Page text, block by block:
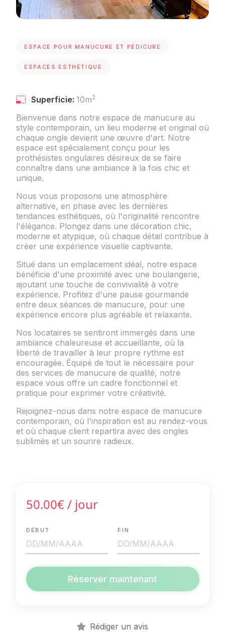
ESPACE POUR MANUCURE ET PÉDICURE
ESPACES ESTHÉTIQUE
Superficie: 10m2
Bienvenue dans notre espace de manucure au
style contemporain, un lieu moderne et original où
chaque ongle devient une œuvre d'art. Notre
espace est spécialement conçu pour les
prothésistes ongulaires désireux de se faire
connaître dans une ambiance à la fois chic et
unique.
Nous vous proposons une atmosphère
alternative, en phase avec les dernières
tendances esthétiques, où l'originalité rencontre
l'élégance. Plongez dans une décoration chic,
moderne et atypique, où chaque détail contribue à
créer une expérience visuelle captivante.
Situé dans un emplacement idéal, notre espace
bénéficie d'une proximité avec une boulangerie,
ajoutant une touche de convivialité à votre
expérience. Profitez d'une pause gourmande
entre deux séances de manucure, pour une
expérience encore plus agréable et relaxante.
Nos locataires se sentiront immergés dans une
ambiance chaleureuse et accueillante, où la
liberté de travailler à leur propre rythme est
encouragée. Équipé de tout le nécessaire pour
des services de manucure de qualité, notre
espace vous offre un cadre fonctionnel et
pratique pour exprimer votre créativité.
Rejoignez-nous dans notre espace de manucure
contemporain, où l'inspiration est au rendez-vous
et où chaque client repartira avec des ongles
sublimés et un sourire radieux.
50.00€/ jour
DÉBUT FIN
Réserver maintenant
Rédiger un avis